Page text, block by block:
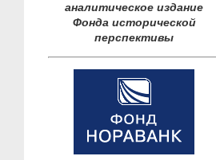
аналитическое издание
Фонда исторической
перспективы